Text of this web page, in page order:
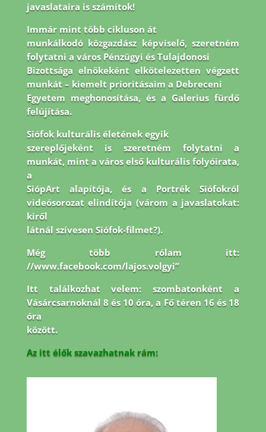
javaslataira is számítok!
Immár mint több cikluson át
munkálkodó közgazdász képviselő, szeretném
folytatni a város Pénzügyi és Tulajdonosi
Bizottsága elnökeként elkötelezetten végzett
munkát – kiemelt prioritásaim a Debreceni
Egyetem meghonosítása, és a Galerius fürdő
felújítása.
Siófok kulturális életének egyik
szereplőjeként is szeretném folytatni a
munkát, mint a város első kulturális folyóirata,
a
SiópArt alapítója, és a Portrék Siófokról
videósorozat elindítója (várom a javaslatokat:
kiről
látnál szívesen Siófok-filmet?).
Még több rólam itt:
//www.facebook.com/lajos.volgyi”
Itt találkozhat velem: szombatonként a
Vásárcsarnoknál 8 és 10 óra, a Fő téren 16 és 18
óra
között.
Az itt élők szavazhatnak rám: